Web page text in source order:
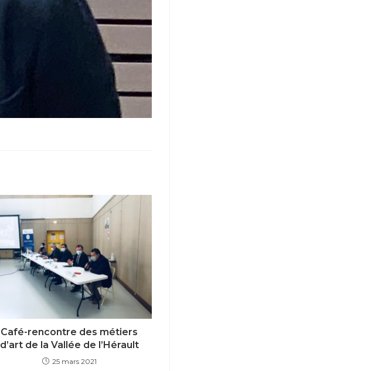
Café-rencontre des métiers
d’art de la Vallée de l’Hérault
25 mars 2021